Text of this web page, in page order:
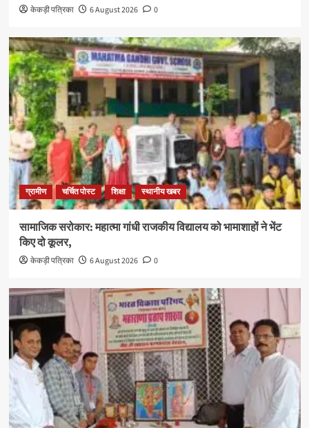
केकड़ी पत्रिका 6 August 2026 0
ग्रामीण चर्चित पोस्ट शिक्षा स्थानीय खबर
सामाजिक सरोकार: महात्मा गांधी राजकीय विद्यालय को भामाशाहों ने भेंट
किए दो कूलर,
केकड़ी पत्रिका 6 August 2026 0